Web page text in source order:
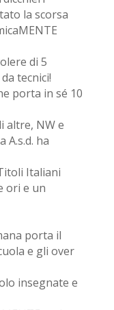
la scorsa
di 5
tecnici!
porta in sé 10
altre, NW e
A.s.d. ha
Italiani
ori e un
porta il
e gli over
insegnate e